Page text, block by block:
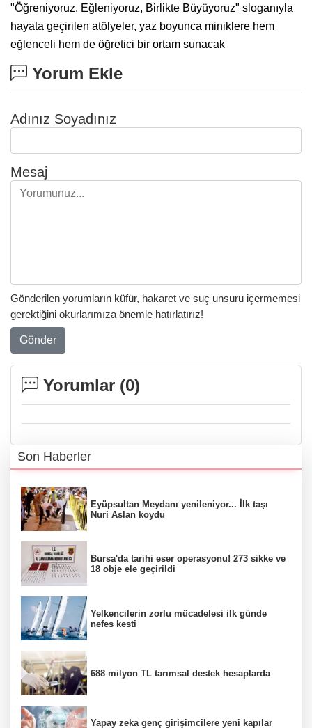
"Öğreniyoruz, Eğleniyoruz, Birlikte Büyüyoruz" sloganıyla
hayata geçirilen atölyeler, yaz boyunca miniklere hem
eğlenceli hem de öğretici bir ortam sunacak
Yorum Ekle
Adınız Soyadınız
Mesaj
Gönderilen yorumların küfür, hakaret ve suç unsuru içermemesi
gerektiğini okurlarımıza önemle hatırlatırız!
Gönder
Yorumlar (0)
Son Haberler
Eyüpsultan Meydanı yenileniyor... İlk taşı
Nuri Aslan koydu
Bursa'da tarihi eser operasyonu! 273 sikke ve
18 obje ele geçirildi
Yelkencilerin zorlu mücadelesi ilk günde
nefes kesti
688 milyon TL tarımsal destek hesaplarda
Yapay zeka genç girişimcilere yeni kapılar